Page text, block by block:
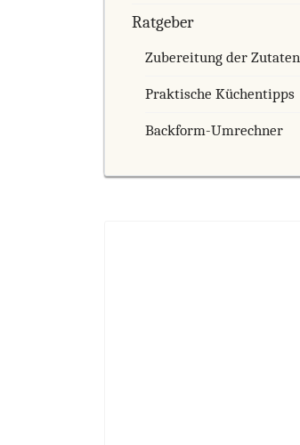
Ratgeber
Zubereitung der Zutaten
Praktische Küchentipps
Backform-Umrechner